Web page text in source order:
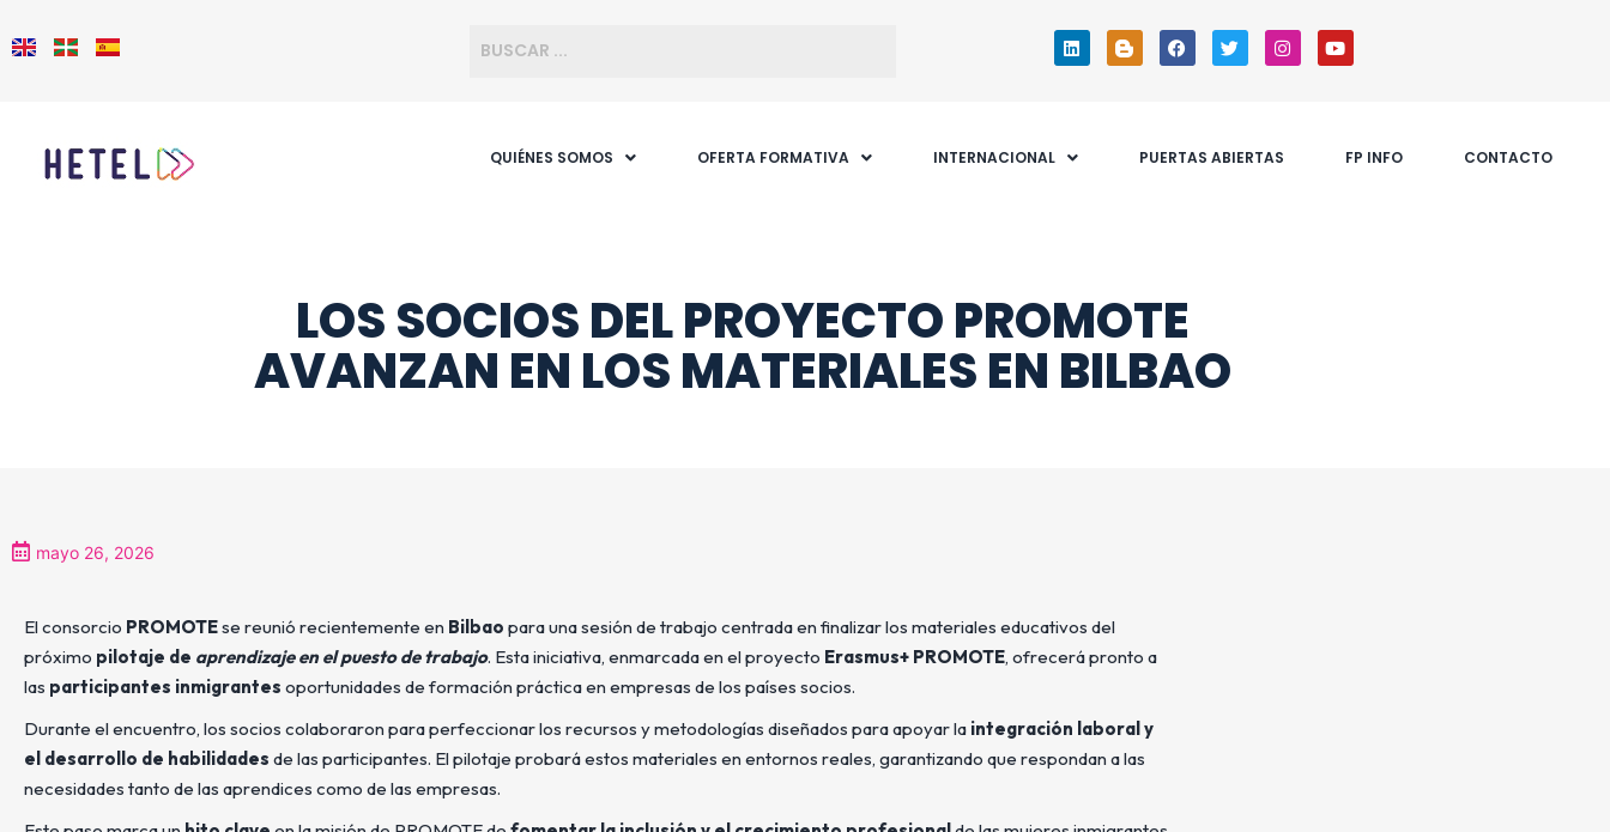
QUIÉNES SOMOS OFERTA FORMATIVA INTERNACIONAL PUERTAS ABIERTAS FP INFO CONTACTO
LOS SOCIOS DEL PROYECTO PROMOTE
AVANZAN EN LOS MATERIALES EN BILBAO
mayo 26, 2026
El consorcio PROMOTEse reunió recientemente en Bilbao para una sesión de trabajo centrada en finalizar los materiales educativos del
próximo pilotaje de aprendizaje en el puesto de trabajo. Esta iniciativa, enmarcada en el proyecto Erasmus+ PROMOTE, ofrecerá pronto a
las participantes inmigrantes oportunidades de formación práctica en empresas de los países socios.
Durante el encuentro, los socios colaboraron para perfeccionar los recursos y metodologías diseñados para apoyar la integración laboral y
el desarrollo de habilidades de las participantes. El pilotaje probará estos materiales en entornos reales, garantizando que respondan a las
necesidades tanto de las aprendices como de las empresas.